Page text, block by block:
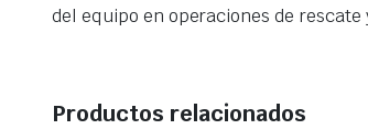
del equipo en operaciones de rescate
Productos relacionados